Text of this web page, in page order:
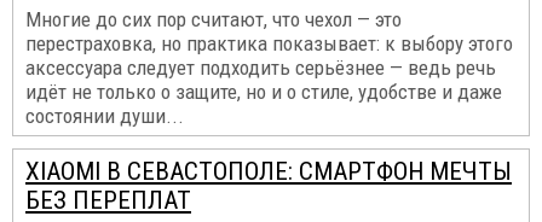
Многие до сих пор считают, что чехол — это
перестраховка, но практика показывает: к выбору этого
аксессуара следует подходить серьёзнее — ведь речь
идёт не только о защите, но и о стиле, удобстве и даже
состоянии души...
XIAOMI В СЕВАСТОПОЛЕ: СМАРТФОН МЕЧТЫ
БЕЗ ПЕРЕПЛАТ